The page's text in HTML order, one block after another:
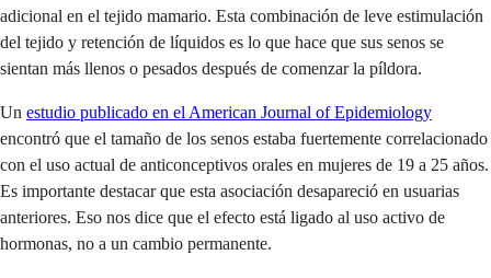
adicional en el tejido mamario. Esta combinación de leve estimulación
del tejido y retención de líquidos es lo que hace que sus senos se
sientan más llenos o pesados después de comenzar la píldora.
Un estudio publicado en el American Journal of Epidemiology
encontró que el tamaño de los senos estaba fuertemente correlacionado
con el uso actual de anticonceptivos orales en mujeres de 19 a 25 años.
Es importante destacar que esta asociación desapareció en usuarias
anteriores. Eso nos dice que el efecto está ligado al uso activo de
hormonas, no a un cambio permanente.